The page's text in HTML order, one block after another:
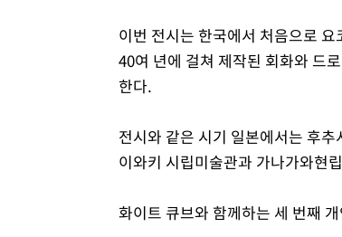
이번 전시는 한국에서 처음으로
40여 년에 걸쳐 제작된 회화와 드
한다.
전시와 같은 시기 일본에서는 후
이와키 시립미술관과 가나가와현
화이트 큐브와 함께하는 세 번째